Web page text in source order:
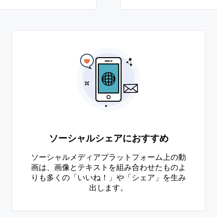
ソーシャルシェアにおすすめ
ソーシャルメディアプラットフォーム上の動
画は、画像とテキストを組み合わせたものよ
りも多くの「いいね！」や「シェア」を生み
出します。